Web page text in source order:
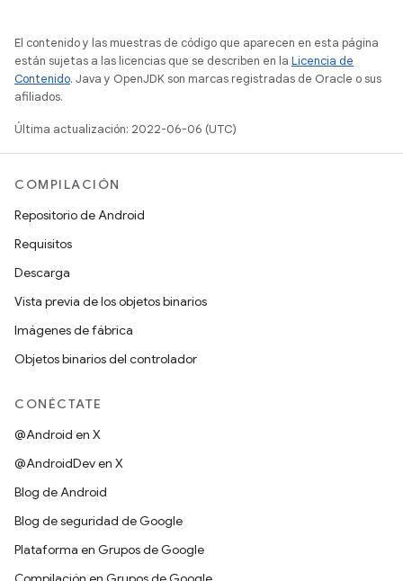
El contenido y las muestras de código que aparecen en esta página
están sujetas a las licencias que se describen en la Licencia de
Contenido. Java y OpenJDK son marcas registradas de Oracle o sus
afiliados.
Última actualización: 2022-06-06 (UTC)
COMPILACIÓN
Repositorio de Android
Requisitos
Descarga
Vista previa de los objetos binarios
Imágenes de fábrica
Objetos binarios del controlador
CONÉCTATE
@Android en X
@AndroidDev en X
Blog de Android
Blog de seguridad de Google
Plataforma en Grupos de Google